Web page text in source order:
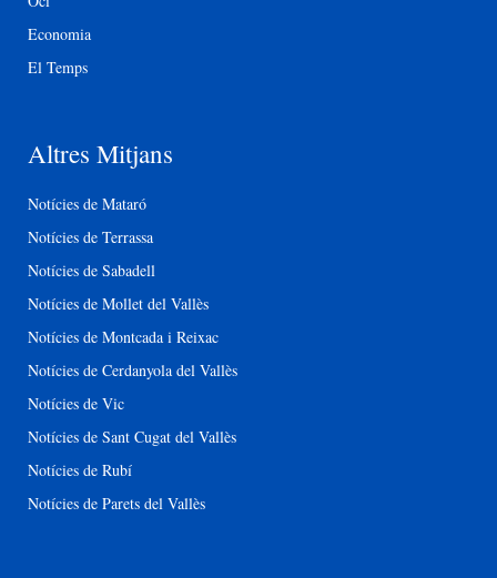
Economia
El Temps
Altres Mitjans
Notícies de Mataró
Notícies de Terrassa
Notícies de Sabadell
Notícies de Mollet del Vallès
Notícies de Montcada i Reixac
Notícies de Cerdanyola del Vallès
Notícies de Vic
Notícies de Sant Cugat del Vallès
Notícies de Rubí
Notícies de Parets del Vallès